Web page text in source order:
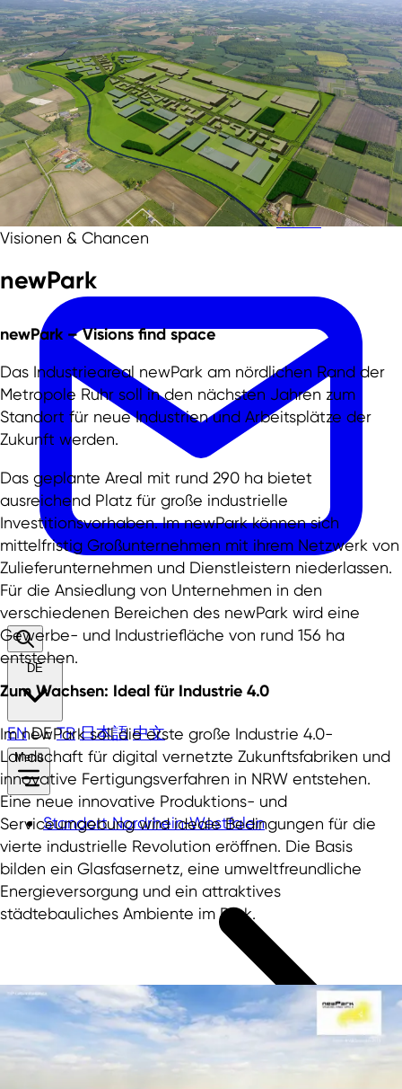
Zum Hauptinhalt springen Zur Fußzeile springen
Team
DE
EN DE TR 日本語 中文
Menü
Standort Nordrhein‑Westfalen
Visionen & Chancen
newPark
newPark –Visions find space
Das Industrieareal newPark am nördlichen Rand der
Metropole Ruhr soll in den nächsten Jahren zum
Standort für neue Industrien und Arbeitsplätze der
Zukunft werden.
Das geplante Areal mit rund 290 ha bietet
ausreichend Platz für große industrielle
Investitionsvorhaben. Im newPark können sich
mittelfristig Großunternehmen mit ihrem Netzwerk von
Zulieferunternehmen und Dienstleistern niederlassen.
Für die Ansiedlung von Unternehmen in den
verschiedenen Bereichen des newPark wird eine
Gewerbe- und Industriefläche von rund 156 ha
entstehen.
Zum Wachsen: Ideal für Industrie 4.0
Im newPark soll die erste große Industrie 4.0-
Landschaft für digital vernetzte Zukunftsfabriken und
innovative Fertigungsverfahren in NRW entstehen.
Eine neue innovative Produktions- und
Serviceumgebung wird ideale Bedingungen für die
vierte industrielle Revolution eröffnen. Die Basis
bilden ein Glasfasernetz, eine umweltfreundliche
Energieversorgung und ein attraktives
städtebauliches Ambiente im Park.